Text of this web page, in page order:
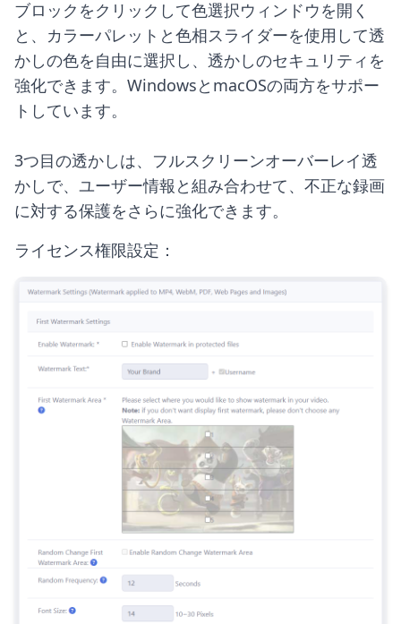
ブロックをクリックして色選択ウィンドウを開く
と、カラーパレットと色相スライダーを使用して透
かしの色を自由に選択し、透かしのセキュリティを
強化できます。WindowsとmacOSの両方をサポー
トしています。
3つ目の透かしは、フルスクリーンオーバーレイ透
かしで、ユーザー情報と組み合わせて、不正な録画
に対する保護をさらに強化できます。
ライセンス権限設定：